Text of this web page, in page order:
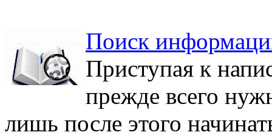
Поиск
Приступая к
прежде всего
лишь после этого